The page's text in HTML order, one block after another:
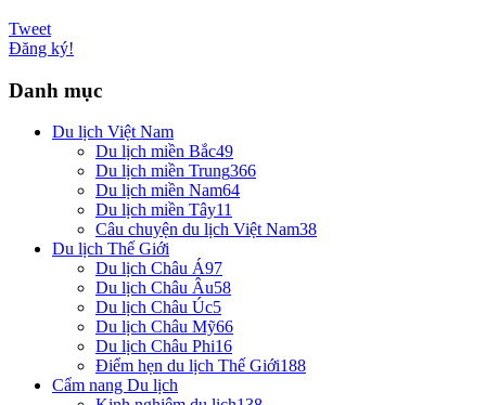
Tweet
Đăng ký!
Danh mục
Du lịch Việt Nam
Du lịch miền Bắc49
Du lịch miền Trung366
Du lịch miền Nam64
Du lịch miền Tây11
Câu chuyện du lịch Việt Nam38
Du lịch Thế Giới
Du lịch Châu Á97
Du lịch Châu Âu58
Du lịch Châu Úc5
Du lịch Châu Mỹ66
Du lịch Châu Phi16
Điểm hẹn du lịch Thế Giới188
Cẩm nang Du lịch